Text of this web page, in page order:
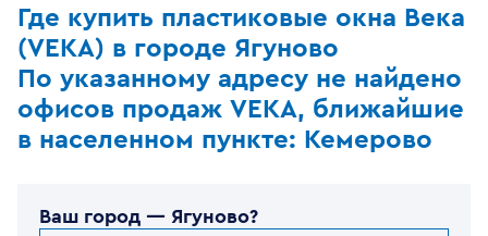
Где купить пластиковые окна Века
(VEKA) в городе Ягуново
По указанному адресу не найдено
офисов продаж VEKA, ближайшие
в населенном пункте: Кемерово
Ваш город — Ягуново?